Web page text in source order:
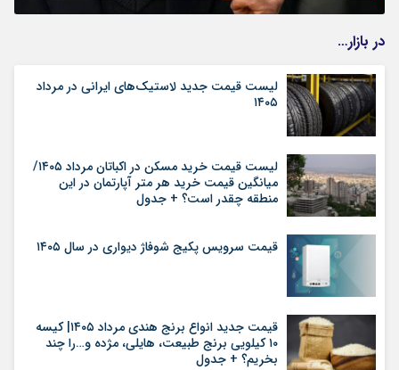
در بازار…
لیست قیمت جدید لاستیک‌های ایرانی در مرداد
۱۴۰۵
لیست قیمت خرید مسکن در اکباتان مرداد ۱۴۰۵/
میانگین قیمت خرید هر متر آپارتمان در این
منطقه چقدر است؟ + جدول
قیمت سرویس پکیج شوفاژ دیواری در سال ۱۴۰۵
قیمت جدید انواع برنج هندی مرداد ۱۴۰۵| کیسه
۱۰ کیلویی برنج طبیعت، هایلی، مژده و…را چند
بخریم؟ + جدول